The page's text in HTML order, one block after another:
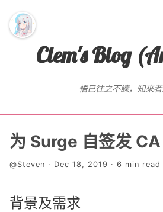
Clem's Blog
悟已往之不諫，知來
首页
Random
为 Surge 自签发
@Steven · Dec 18, 2019 · 6 min read
背景及需求